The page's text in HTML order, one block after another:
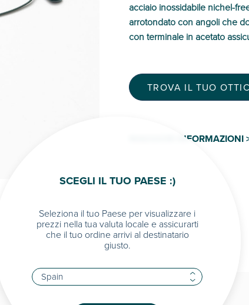
acciaio inossidabile nichel-
arrotondato con angoli che
con terminale in acetato
TROVA IL TUO
MAGGIORI INFORMAZIONI
SCEGLI IL TUO PAESE :)
Seleziona il tuo Paese per visualizzare i
prezzi nella tua valuta locale e assicurarti
che il tuo ordine arrivi al destinatario
giusto.